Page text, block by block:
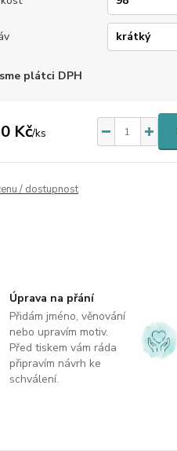
plátci DPH
Kč/ks
/ dostupnost
Úprava na přání
Přidám jméno, věnování
nebo upravím motiv.
Před tiskem vám ráda
připravím návrh ke
schválení.